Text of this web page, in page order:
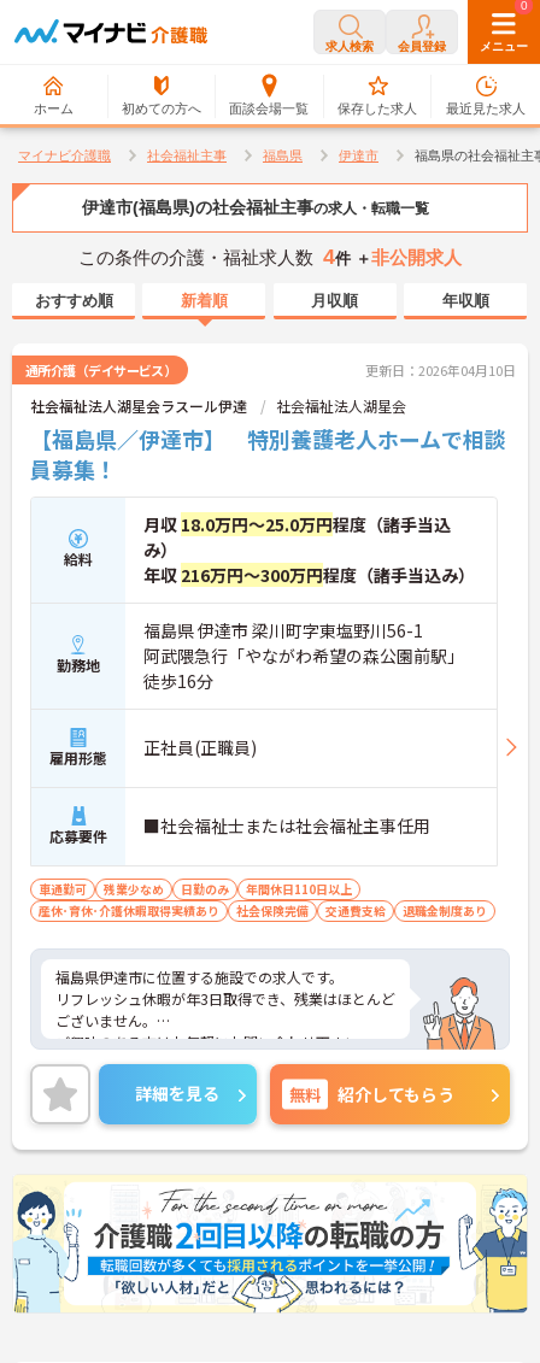
求人検索 会員登録 メニュー
ホーム 初めての方へ 面談会場一覧
0
保存した求人
0
最近見た求人
マイナビ介護職 社会福祉主事 福島県 伊達市 福島県の社会福祉主
伊達市(福島県)の社会福祉主事の求人・転職一覧
この条件の介護・福祉求人数 4件 ＋非公開求人
おすすめ順 新着順 月収順 年収順
通所介護（デイサービス） 更新日：2026年04月10日
社会福祉法人湖星会ラスール伊達 社会福祉法人湖星会
【福島県／伊達市】 特別養護老人ホームで相談
員募集！
給料
月収 18.0万円～25.0万円程度（諸手当込
み）
年収 216万円～300万円程度（諸手当込み）
勤務地
福島県 伊達市 梁川町字東塩野川56-1
阿武隈急行「やながわ希望の森公園前駅」
徒歩16分
雇用形態 正社員(正職員)
応募要件 ■社会福祉士または社会福祉主事任用
車通勤可 残業少なめ 日勤のみ
年間休日110日以上
産休･育休･介護休暇取得実績あり
社会保険完備 交通費支給 退職金制度あり
福島県伊達市に位置する施設での求人です。
リフレッシュ休暇が年3日取得でき、残業はほとんど
ございません。
ご興味のある方はお気軽にお問い合わせ下さい。
詳細を見る 無料 紹介してもらう